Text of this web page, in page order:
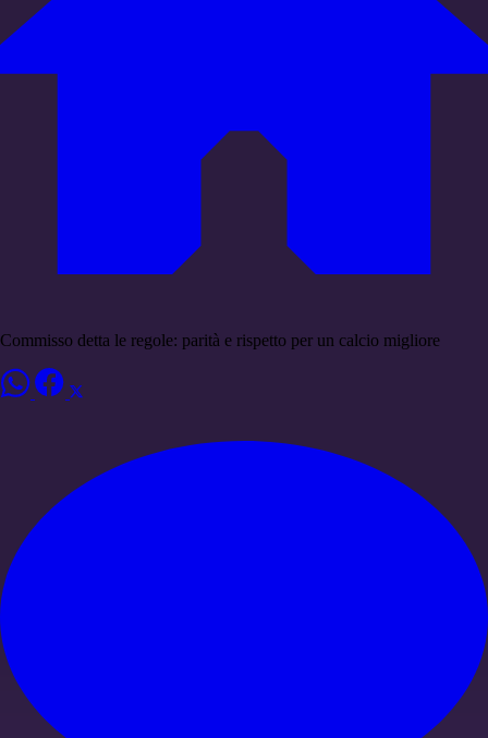
Commisso detta le regole: parità e rispetto per un calcio migliore